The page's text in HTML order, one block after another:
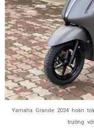
Yamaha Grande 2024 hoàn
trường